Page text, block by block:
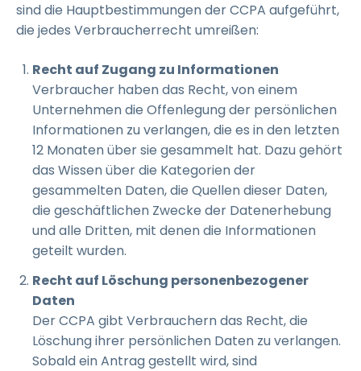
sind die Hauptbestimmungen der CCPA aufgeführt,
die jedes Verbraucherrecht umreißen:
Recht auf Zugang zu Informationen
Verbraucher haben das Recht, von einem
Unternehmen die Offenlegung der persönlichen
Informationen zu verlangen, die es in den letzten
12 Monaten über sie gesammelt hat. Dazu gehört
das Wissen über die Kategorien der
gesammelten Daten, die Quellen dieser Daten,
die geschäftlichen Zwecke der Datenerhebung
und alle Dritten, mit denen die Informationen
geteilt wurden.
Recht auf Löschung personenbezogener
Daten
Der CCPA gibt Verbrauchern das Recht, die
Löschung ihrer persönlichen Daten zu verlangen.
Sobald ein Antrag gestellt wird, sind